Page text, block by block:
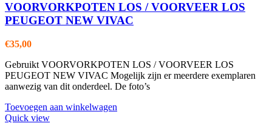
VOORVORKPOTEN LOS / VOORVEER LOS
PEUGEOT NEW VIVAC
€35,00
Gebruikt VOORVORKPOTEN LOS / VOORVEER LOS
PEUGEOT NEW VIVAC Mogelijk zijn er meerdere exemplaren
aanwezig van dit onderdeel. De foto’s
Toevoegen aan winkelwagen
Quick view